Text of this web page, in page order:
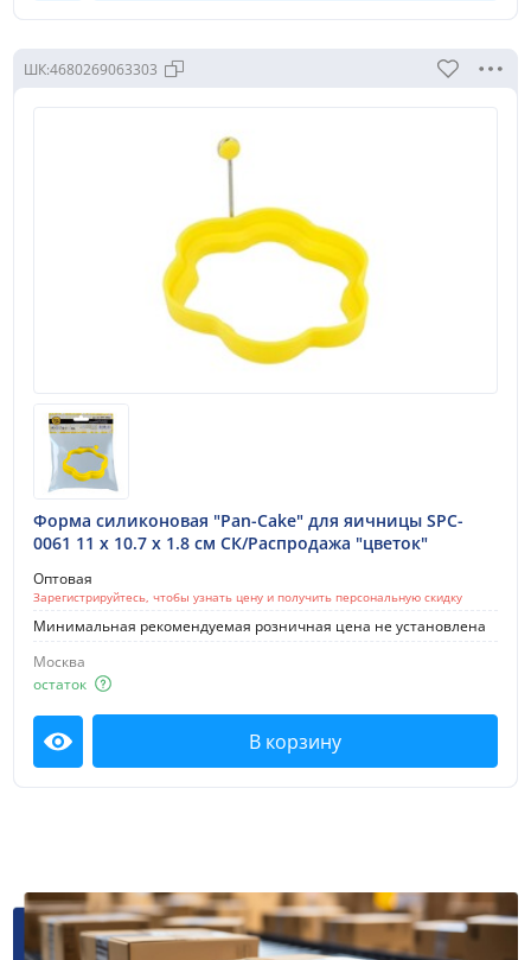
ШК:4680269063303
Форма силиконовая "Pan-Cake" для яичницы SPC-
0061 11 x 10.7 x 1.8 см СК/Распродажа "цветок"
Оптовая
Зарегистрируйтесь, чтобы узнать цену и получить персональную скидку
Минимальная рекомендуемая розничная цена не установлена
Москва
остаток
Посмотреть В корзину